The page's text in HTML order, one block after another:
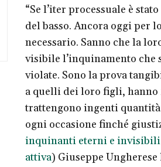
“Se l’iter processuale è
del basso. Ancora oggi per
necessario. Sanno che la
visibile l’inquinamento che
violate. Sono la prova
a quelli dei loro figli, hanno
trattengono ingenti
ogni occasione finché
inquinanti eterni e invisibili
attiva) Giuseppe